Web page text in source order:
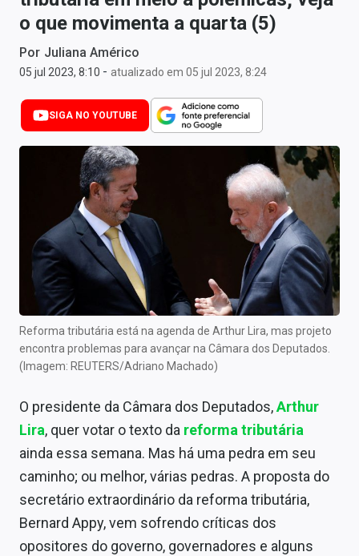
Anuncie
Últimas Notícias
Newsletters
Cotações
Comprar ou vender?
Carteiras Recomendadas
Central de Dividendos
Central de Fundos Imobiliários
Central dos IPOs
Renda Fixa
Mercados
Economia
Empresas
Brasil
o que movimenta a quarta (5)
Por Juliana Américo
05 jul 2023, 8:10 - atualizado em 05 jul 2023, 8:24
SIGA NO YOUTUBE
Reforma tributária está na agenda de Arthur Lira, mas projeto
encontra problemas para avançar na Câmara dos Deputados.
(Imagem: REUTERS/Adriano Machado)
O presidente da Câmara dos Deputados,Arthur
Lira, quer votar o texto da reforma tributária
ainda essa semana. Mas há uma pedra em seu
caminho; ou melhor, várias pedras. A proposta do
secretário extraordinário da reforma tributária,
Bernard Appy, vem sofrendo críticas dos
opositores do governo, governadores e alguns